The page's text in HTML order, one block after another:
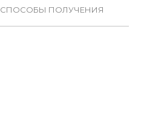
СПОСОБЫ ПОЛУЧЕНИЯ